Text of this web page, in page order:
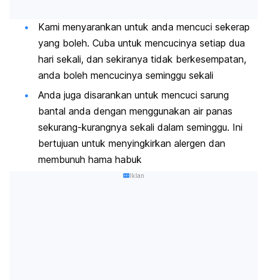
Kami menyarankan untuk anda mencuci sekerap
yang boleh. Cuba untuk mencucinya setiap dua
hari sekali, dan sekiranya tidak berkesempatan,
anda boleh mencucinya seminggu sekali
Anda juga disarankan untuk mencuci sarung
bantal anda dengan menggunakan air panas
sekurang-kurangnya sekali dalam seminggu. Ini
bertujuan untuk menyingkirkan alergen dan
membunuh hama habuk
Iklan